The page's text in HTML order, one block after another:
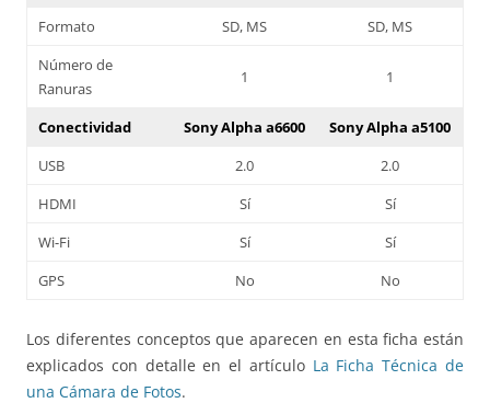
Formato SD, MS
SD, MS
Número de
Ranuras
1 1
Conectividad Sony Alpha a6600
Sony Alpha a5100
USB
2.0
2.0
HDMI
Sí
Sí
Wi-Fi
Sí
Sí
GPS
No No
Los diferentes conceptos que aparecen en esta ficha están
explicados con detalle en el artículo La Ficha Técnica de
una Cámara de Fotos.